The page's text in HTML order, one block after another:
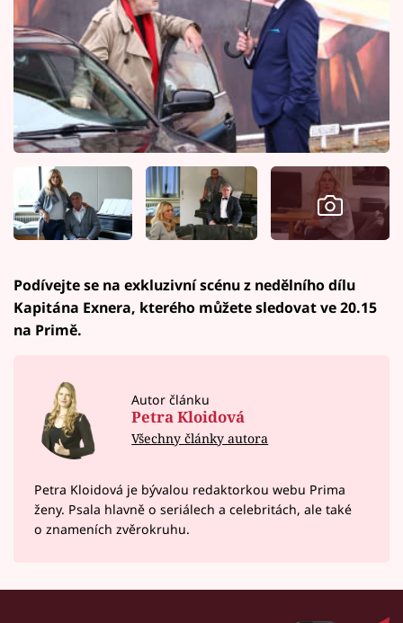
Podívejte se na exkluzivní scénu z nedělního dílu
Kapitána Exnera, kterého můžete sledovat ve 20.15
na Primě.
Autor článku
Petra Kloidová
Všechny články autora
Petra Kloidová je bývalou redaktorkou webu Prima
ženy. Psala hlavně o seriálech a celebritách, ale také
o znameních zvěrokruhu.